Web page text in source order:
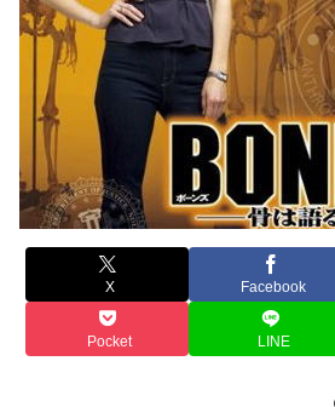
X Facebook
Pocket LINE